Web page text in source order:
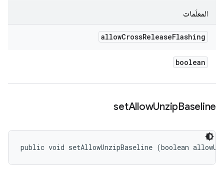
المعلَمات
allowCrossReleaseFlashing
boolean
setAllowUnzipBaseline
public void setAllowUnzipBaseline (boolean